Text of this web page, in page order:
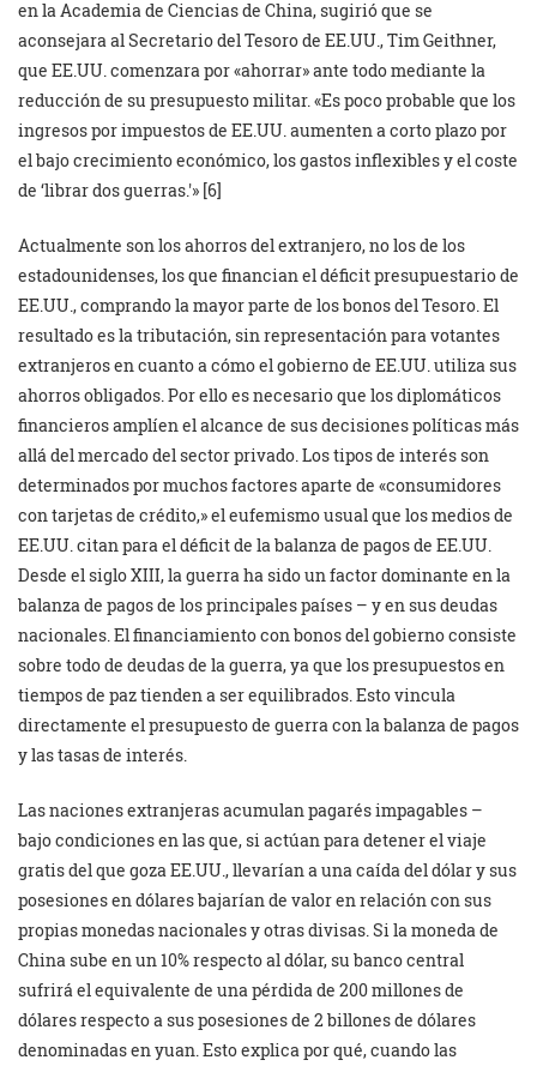
en la Academia de Ciencias de China, sugirió que se
aconsejara al Secretario del Tesoro de EE.UU., Tim Geithner,
que EE.UU. comenzara por «ahorrar» ante todo mediante la
reducción de su presupuesto militar. «Es poco probable que los
ingresos por impuestos de EE.UU. aumenten a corto plazo por
el bajo crecimiento económico, los gastos inflexibles y el coste
de ‘librar dos guerras.'» [6]
Actualmente son los ahorros del extranjero, no los de los
estadounidenses, los que financian el déficit presupuestario de
EE.UU., comprando la mayor parte de los bonos del Tesoro. El
resultado es la tributación, sin representación para votantes
extranjeros en cuanto a cómo el gobierno de EE.UU. utiliza sus
ahorros obligados. Por ello es necesario que los diplomáticos
financieros amplíen el alcance de sus decisiones políticas más
allá del mercado del sector privado. Los tipos de interés son
determinados por muchos factores aparte de «consumidores
con tarjetas de crédito,» el eufemismo usual que los medios de
EE.UU. citan para el déficit de la balanza de pagos de EE.UU.
Desde el siglo XIII, la guerra ha sido un factor dominante en la
balanza de pagos de los principales países – y en sus deudas
nacionales. El financiamiento con bonos del gobierno consiste
sobre todo de deudas de la guerra, ya que los presupuestos en
tiempos de paz tienden a ser equilibrados. Esto vincula
directamente el presupuesto de guerra con la balanza de pagos
y las tasas de interés.
Las naciones extranjeras acumulan pagarés impagables –
bajo condiciones en las que, si actúan para detener el viaje
gratis del que goza EE.UU., llevarían a una caída del dólar y sus
posesiones en dólares bajarían de valor en relación con sus
propias monedas nacionales y otras divisas. Si la moneda de
China sube en un 10% respecto al dólar, su banco central
sufrirá el equivalente de una pérdida de 200 millones de
dólares respecto a sus posesiones de 2 billones de dólares
denominadas en yuan. Esto explica por qué, cuando las